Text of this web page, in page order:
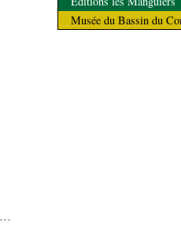
Musée du Bassin du